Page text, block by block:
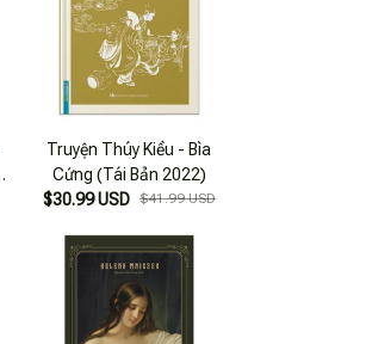
Truyện Thúy Kiều - Bìa
Cứng (Tái Bản 2022)
$30.99 USD $41.99 USD